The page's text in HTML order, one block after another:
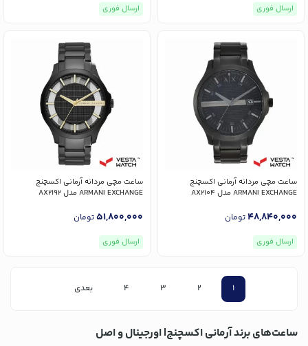
ارسال فوری ارسال فوری
ساعت مچی مردانه آرمانی اکسچنج
ARMANI EXCHANGE مدل AX2104
48,840,000تومان
ارسال فوری
ساعت مچی مردانه آرمانی اکسچنج
ARMANI EXCHANGE مدل AX2192
51,800,000تومان
ارسال فوری
1
2
3
4 بعدی
ساعت‌های برند آرمانی اکسچنج| اورجینال و اصل